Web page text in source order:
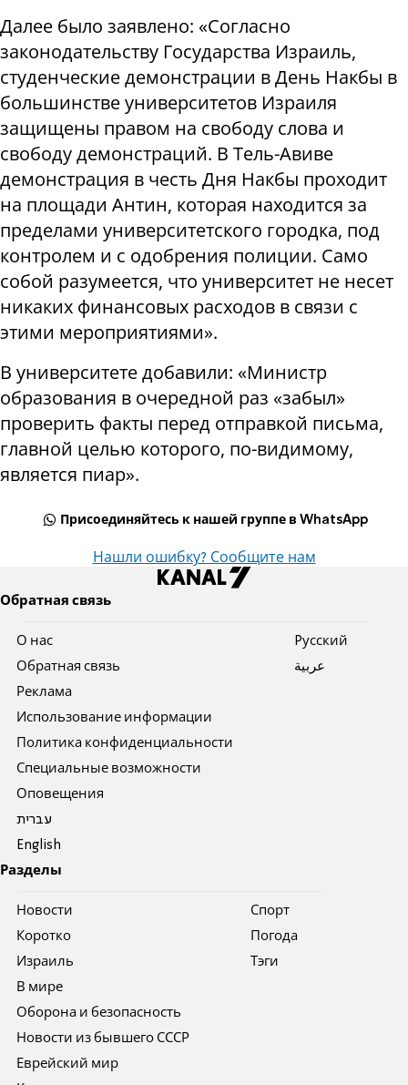
Далее было заявлено: «Согласно
законодательству Государства Израиль,
студенческие демонстрации в День Накбы в
большинстве университетов Израиля
защищены правом на свободу слова и
свободу демонстраций. В Тель-Авиве
демонстрация в честь Дня Накбы проходит
на площади Антин, которая находится за
пределами университетского городка, под
контролем и с одобрения полиции. Само
собой разумеется, что университет не несет
никаких финансовых расходов в связи с
этими мероприятиями».
В университете добавили: «Министр
образования в очередной раз «забыл»
проверить факты перед отправкой письма,
главной целью которого, по-видимому,
является пиар».
Присоединяйтесь к нашей группе в WhatsApp
Нашли ошибку? Сообщите нам
Обратная связь
О нас
Обратная связь
Реклама
Использование информации
Политика конфиденциальности
Специальные возможности
Оповещения
עברית
English
Pусский
عربية
Разделы
Новости
Коротко
Израиль
В мире
Оборона и безопасность
Новости из бывшего СССР
Еврейский мир
Спорт
Погода
Тэги